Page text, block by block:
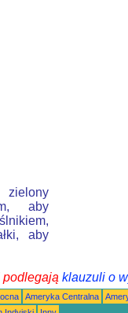
aby
aby
podlegają klauzuli o
Ameryka Centralna